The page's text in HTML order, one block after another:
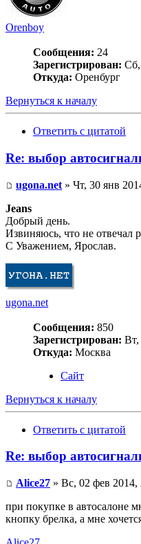
Orenboy
Сообщения: 24
Зарегистрирован: Сб,
Откуда: Оренбург
Вернуться к началу
Ответить с цитатой
Re: выбор
ugona.net » Чт, 30 янв
Jeans
Добрый день.
Извиняюсь, что не отвечал
С Уважением, Ярослав.
ugona.net
Сообщения: 850
Зарегистрирован: Вт,
Откуда: Москва
Сайт
Вернуться к началу
Ответить с цитатой
Re: выбор
Alice27 » Вс, 02 фев 2014,
при покупке в автосалоне
кнопку брелка, а мне